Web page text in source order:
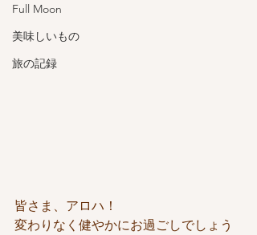
Full Moon
美味しいもの
旅の記録
皆さま、アロハ！
変わりなく健やかにお過ごしでしょう